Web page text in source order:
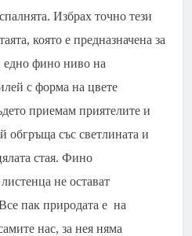
Избрах точно тези
която е предназначена за
едно фино ниво на
с форма на цвете
приемам приятелите и
обгръща със светлината и
стая. Фино
не остават
пак природата е на
нас, за нея няма